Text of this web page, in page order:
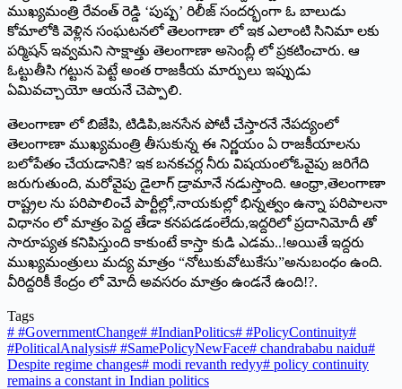
ముఖ్యమంత్రి రేవంత్ రెడ్డి ‘పుష్ప’ రిలీజ్ సందర్భంగా ఓ బాలుడు
కోమాలోకి వెళ్లిన సంఘటనలో తెలంగాణా లో ఇక ఎలాంటి సినిమా లకు
పర్మిషన్ ఇవ్వమని సాక్షాత్తు తెలంగాణా అసెంబ్లీ లో ప్రకటించారు. ఆ
ఓట్టుతీసి గట్టున పెట్టే అంత రాజకీయ మార్పులు ఇప్పుడు
ఏమివచ్చాయో ఆయనే చెప్పాలి.
తెలంగాణా లో బిజేపి, టిడిపి,జనసేన పోటీ చేస్తారనే నేపద్యంలో
తెలంగాణా ముఖ్యమంత్రి తీసుకున్న ఈ నిర్ణయం ఏ రాజకీయాలను
బలోపేతం చేయడానికి? ఇక బనకచర్ల నీరు విషయంలోఓవైపు జరిగేది
జరుగుతుంది, మరోవైపు డైలాగ్ డ్రామానే నడుస్తొంది. ఆంధ్రా,తెలంగాణా
రాష్ట్రల ను పరిపాలించే పార్టీల్లో,నాయకుల్లో భిన్నత్వం ఉన్నా పరిపాలనా
విధానం లో మాత్రం పెద్ద తేడా కనపడడంలేదు,ఇద్దరిలో ప్రదానిమోదీ తో
సారూప్యత కనిపిస్తుంది కాకుంటే కాస్తా కుడి ఎడమ..!అయితే ఇద్దరు
ముఖ్యమంత్రులు మద్య మాత్రం “నోటుకువోటుకేసు”అనుబంధం ఉంది.
వీరిద్దరికీ కేంద్రం లో మోదీ అవసరం మాత్రం ఉండనే ఉంది!?.
Tags
# #GovernmentChange# #IndianPolitics# #PolicyContinuity#
#PoliticalAnalysis# #SamePolicyNewFace# chandrababu naidu#
Despite regime changes# modi revanth redyy# policy continuity
remains a constant in Indian politics